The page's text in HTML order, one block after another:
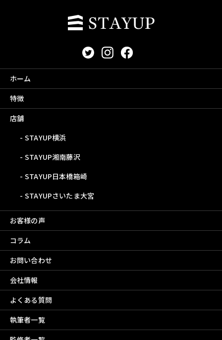
ホーム
特徴
店舗
STAYUP横浜
STAYUP湘南藤沢
STAYUP日本橋箱崎
STAYUPさいたま大宮
お客様の声
コラム
お問い合わせ
会社情報
よくある質問
執筆者一覧